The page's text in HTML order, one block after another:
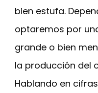
bien estufa.
optaremos por
grande o bien
la producción del
Hablando en